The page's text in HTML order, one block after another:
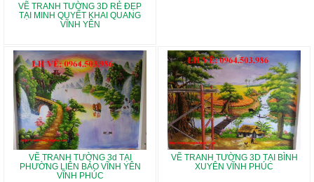
VẼ TRANH TƯỜNG 3D RẺ ĐẸP
TẠI MINH QUYẾT KHAI QUANG
VĨNH YÊN
VẼ TRANH TƯỜNG 3d TẠI
PHƯỜNG LIÊN BẢO VĨNH YÊN
VĨNH PHÚC
VẼ TRANH TƯỜNG 3D TẠI BÌNH
XUYÊN VĨNH PHÚC